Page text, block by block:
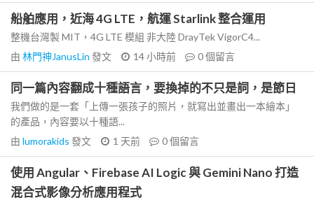
船舶應用，近海 4G LTE，航運 Starlink 整合運用
整機台灣製 MIT，4G LTE 模組 非大陸 DrayTek VigorC4...
由 林門神JanusLin 發文 14 小時前 0個留言
同一篇內容翻成十種語言，要換掉的不只是詞，是節日
我們做的是一套「上傳一張孩子的照片，就寫出並畫出一本繪本」
的產品，內容要以十種語...
由 lumorakids 發文 1 天前 0個留言
使用 Angular、Firebase AI Logic 與 Gemini Nano 打造
混合式影像分析應用程式